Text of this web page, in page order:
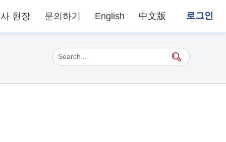
현장 문의하기 English 中文版 로그인